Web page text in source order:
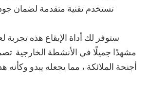
تستخدم تقنية متقدمة لضمان
ستوفر لك أداة الإيقاع هذه
مشهدًا جميلًا في الأنشطة الخارجية.
أجنحة الملائكة ، مما يجعله يبدو وكأنه